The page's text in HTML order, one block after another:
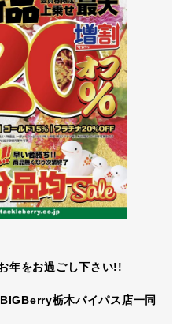
年をお過ごし下さい!!
BIGBerry栃木バイパス店一同